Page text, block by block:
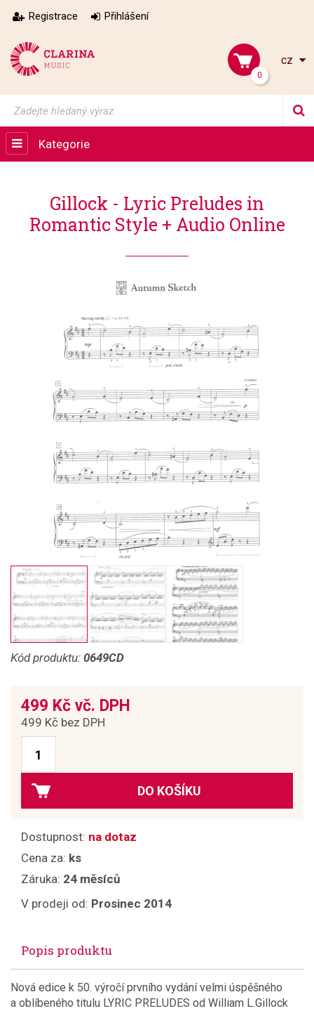
Registrace Přihlášení
0
cz
Kategorie
Gillock - Lyric Preludes in
Romantic Style + Audio Online
Kód produktu: 0649CD
499 Kč vč. DPH
499 Kč bez DPH
DO KOŠÍKU
Dostupnost: na dotaz
Cena za: ks
Záruka: 24 měsíců
V prodeji od: Prosinec 2014
Popis produktu
Nová edice k 50. výročí prvního vydání velmi úspěšného
a oblíbeného titulu LYRIC PRELUDES od William L.Gillock